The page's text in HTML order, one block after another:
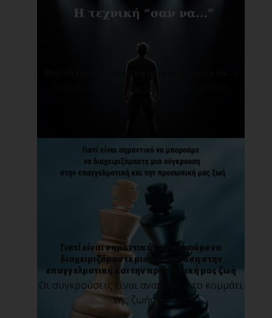
Οι άνθρωποι έχουν επιθυμίες. Κάποιοι
θέλουν να προ[...]
Γιατί είναι σημαντικό να μπορούμε να
διαχειριζόμαστε μια σύγκρουση στην
επαγγελματική και την προσωπική μας ζωή
Οι συγκρούσεις είναι αναπόφευκτο κομμάτι
της ζωής [...]